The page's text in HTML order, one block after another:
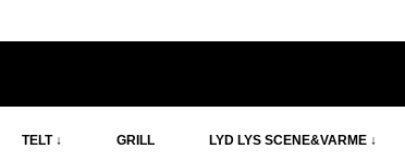
TELT ↓ GRILL LYD LYS SCENE&VARME ↓